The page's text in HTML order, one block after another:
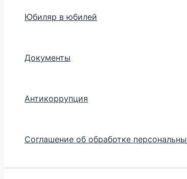
Юбиляр в юбилей
Документы
Антикоррупция
Соглашение об обработке